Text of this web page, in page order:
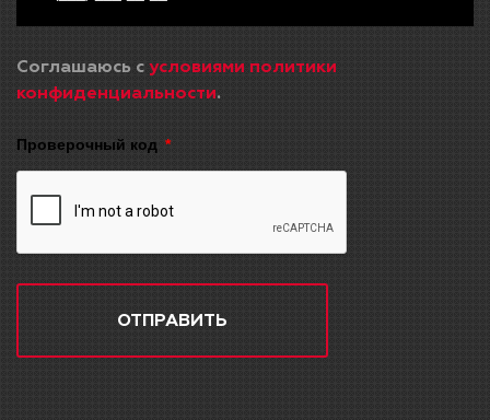
Соглашаюсь с условиями политики
конфиденциальности.
Проверочный код
ОТПРАВИТЬ